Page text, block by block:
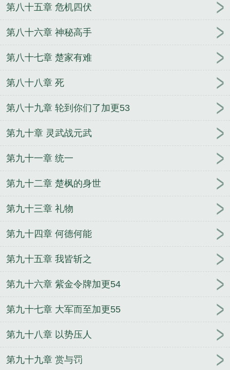
第八十五章 危机四伏
第八十六章 神秘高手
第八十七章 楚家有难
第八十八章 死
第八十九章 轮到你们了加更53
第九十章 灵武战元武
第九十一章 统一
第九十二章 楚枫的身世
第九十三章 礼物
第九十四章 何德何能
第九十五章 我皆斩之
第九十六章 紫金令牌加更54
第九十七章 大军而至加更55
第九十八章 以势压人
第九十九章 赏与罚